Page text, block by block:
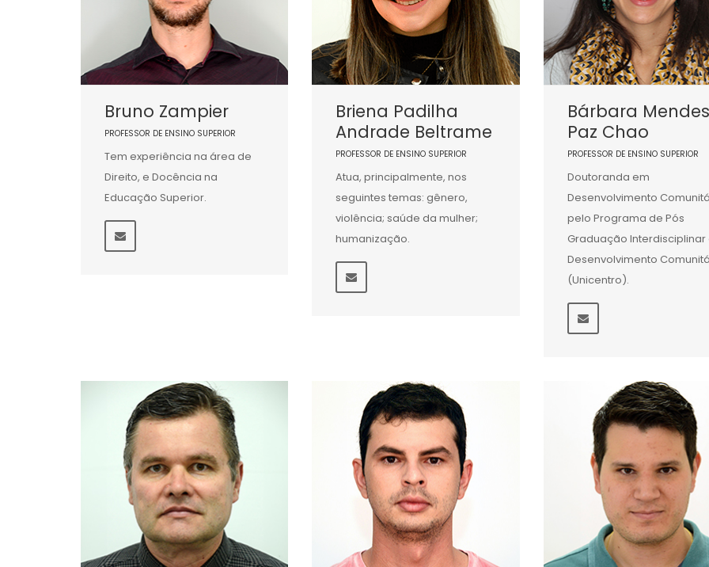
Bruno Zampier
PROFESSOR DE ENSINO SUPERIOR
Tem experiência na área de
Direito, e Docência na
Educação Superior.
Briena Padilha
Andrade Beltrame
PROFESSOR DE ENSINO SUPERIOR
Atua, principalmente, nos
seguintes temas: gênero,
violência; saúde da mulher;
humanização.
Bárbara Mendes
Paz Chao
PROFESSOR DE ENSINO SUPERIOR
Doutoranda em
Desenvolvimento
pelo Programa de Pós
Graduação Interdisciplinar
Desenvolvimento
(Unicentro).